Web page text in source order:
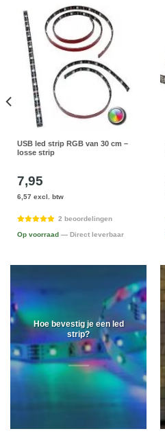
USB led strip RGB van 30 cm –
losse strip
7,95
6,57 excl. btw
2 beoordelingen
Op voorraad — Direct leverbaar
Hoe bevestig je een led
strip?